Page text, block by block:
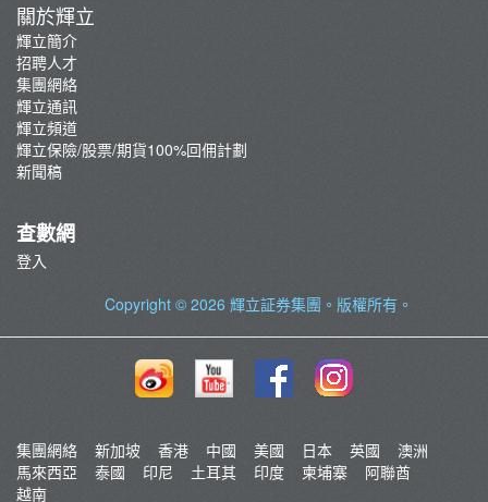
關於輝立
輝立簡介
招聘人才
集團網絡
輝立通訊
輝立頻道
輝立保險/股票/期貨100%回佣計劃
新聞稿
查數網
登入
Copyright © 2026 輝立証券集團 。版權所有。
集團網絡 新加坡 香港 中國 美國 日本 英國
澳洲
馬來西亞
泰國 印尼 土耳其 印度 柬埔寨
阿聯酋
越南